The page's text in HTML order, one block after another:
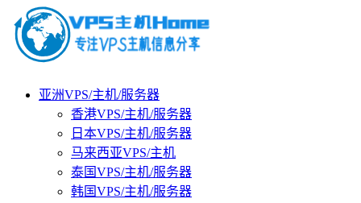
亚洲VPS/主机/服务器
香港VPS/主机/服务器
日本VPS/主机/服务器
马来西亚VPS/主机
泰国VPS/主机/服务器
韩国VPS/主机/服务器